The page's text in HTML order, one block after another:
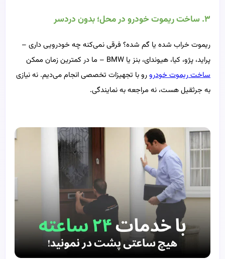
۳. ساخت ریموت خودرو در محل؛ بدون دردسر
ریموت خراب شده یا گم شده؟ فرقی نمی‌کنه چه خودرویی داری –
پراید، پژو، کیا، هیوندای، بنز یا BMW – ما در کمترین زمان ممکن
ساخت ریموت خودرورو با تجهیزات تخصصی انجام می‌دیم. نه نیازی
به جرثقیل هست، نه مراجعه به نمایندگی.